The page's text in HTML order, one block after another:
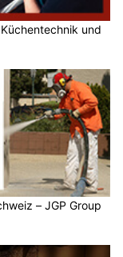
und
– JGP Group